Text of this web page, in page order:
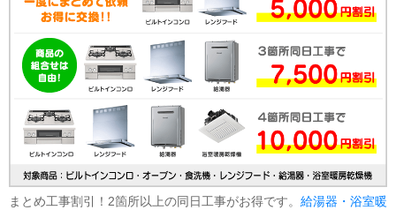
まとめ工事割引！2箇所以上の同日工事がお得です。 給湯器・浴室暖